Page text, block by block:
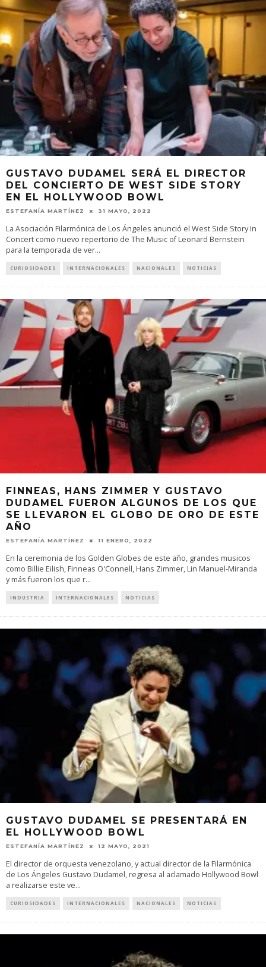
GUSTAVO DUDAMEL SERÁ EL DIRECTOR
DEL CONCIERTO DE WEST SIDE STORY
EN EL HOLLYWOOD BOWL
ESTEFANÍA MARTÍNEZ 31 MAYO, 2022
La Asociación Filarmónica de Los Ángeles anunció el West Side Story In
Concert como nuevo repertorio de The Music of Leonard Bernstein
para la temporada de ver...
CURIOSIDADES INTERNACIONALES NACIONALES NOTICIAS
FINNEAS, HANS ZIMMER Y GUSTAVO
DUDAMEL FUERON ALGUNOS DE LOS QUE
SE LLEVARON EL GLOBO DE ORO DE ESTE
AÑO
ESTEFANÍA MARTÍNEZ 11 ENERO, 2022
En la ceremonia de los Golden Globes de este año, grandes musicos
como Billie Eilish, Finneas O'Connell, Hans Zimmer, Lin Manuel-Miranda
y más fueron los que r...
INDUSTRIA INTERNACIONALES NOTICIAS
GUSTAVO DUDAMEL SE PRESENTARÁ EN
EL HOLLYWOOD BOWL
ESTEFANÍA MARTÍNEZ 12 MAYO, 2021
El director de orquesta venezolano, y actual director de la Filarmónica
de Los Ángeles Gustavo Dudamel, regresa al aclamado Hollywood Bowl
a realizarse este ve...
CURIOSIDADES INTERNACIONALES NACIONALES NOTICIAS